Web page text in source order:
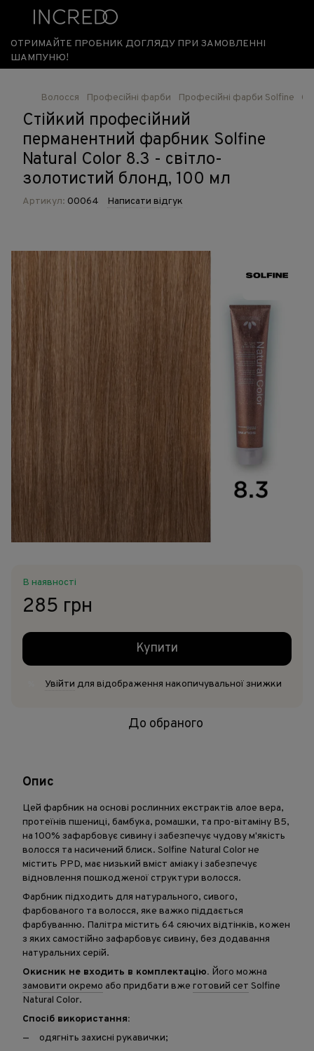
ОТРИМАЙТЕ ПРОБНИК ДОГЛЯДУ ПРИ ЗАМОВЛЕННІ
ШАМПУНЮ!
Волосся Професійні фарби Професійні фарби Solfine
Стійкий професійний
перманентний фарбник Solfine
Natural Color 8.3 - світло-
золотистий блонд, 100 мл
Артикул: 00064 Написати відгук
В наявності
285 грн
Купити
Увійти для відображення накопичувальної знижки
До обраного
Опис
Цей фарбник на основі рослинних екстрактів алое вера,
протеїнів пшениці, бамбука, ромашки, та про-вітаміну B5,
на 100% зафарбовує сивину і забезпечує чудову м'якість
волосся та насичений блиск. Solfine Natural Color не
містить PPD, має низький вміст аміаку і забезпечує
відновлення пошкодженої структури волосся.
Фарбник підходить для натурального, сивого,
фарбованого та волосся, яке важко піддається
фарбуванню. Палітра містить 64 сяючих відтінків, кожен
з яких самостійно зафарбовує сивину, без додавання
натуральних серій.
Окисник не входить в комплектацію. Його можна
замовити окремо або придбати вже готовий сет Solfine
Natural Color.
Спосіб використання:
одягніть захисні рукавички;